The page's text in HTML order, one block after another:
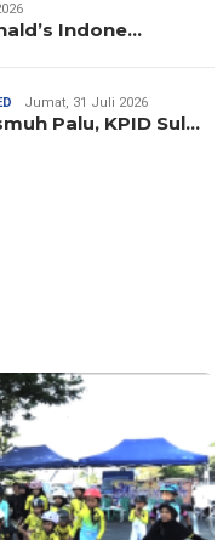
Indone…
Jumat, 31 Juli 2026
Palu, KPID Sul…